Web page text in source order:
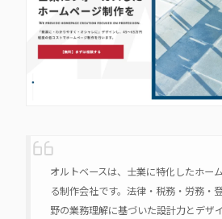
オルトベースは、士業に特化したホー
る制作会社です。法律・税務・労務・
野の業務理解に基づいた設計力とデザ